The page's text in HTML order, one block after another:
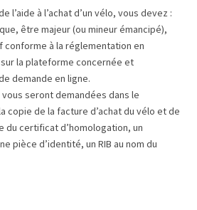
l’aide à l’achat d’un vélo, vous devez :
être majeur (ou mineur émancipé),
conforme à la réglementation en
la plateforme concernée et
demande en ligne.
seront demandées dans le
copie de la facture d’achat du vélo et de
du certificat d’homologation, un
pièce d’identité, un RIB au nom du